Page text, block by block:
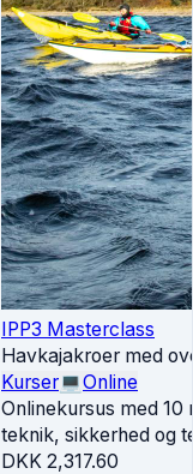
IPP3 Masterclass
Havkajakroer med
Kurser💻Online
Onlinekursus med
teknik, sikkerhed og
DKK 2,317.60